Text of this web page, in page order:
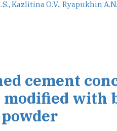
, Kazlitina О.V., Ryapukhin А.N.
cement
with